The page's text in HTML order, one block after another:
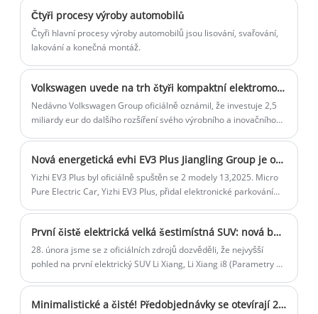
zážitek z jízdy s jeho elegantním
designem. Nebo kombinuje sílu a styl,
může se může pochlubit sportovním
vzhledem a silné výkonnostní schopnosti,
což z něj činí standout v segmentu
luxusního sportovního závodu.
Čtyři procesy výroby automobilů
Čtyři hlavní procesy výroby automobilů jsou lisování, svařování,
lakování a konečná montáž.
Volkswagen uvede na trh čtyři kompaktní elektromobily na platformě CMP
Nedávno Volkswagen Group oficiálně oznámil, že investuje 2,5
miliardy eur do dalšího rozšíření svého výrobního a inovačního
značky Volkswagen společně vyvinutých skupinou a Xpeng.
Motory.
Nová energetická evhi EV3 Plus Jiangling Group je oficiálně spuštěna
Yizhi EV3 Plus byl oficiálně spuštěn se 2 modely 13,2025. Micro
Pure Electric Car, Yizhi EV3 Plus, přidal elektronické parkování
kW a výkon výkonu se zlepšuje o 35%.
První čistě elektrická velká šestimístná SUV: nová barva automobilu + nová sedadla? Li Xiang i8 Top View vydán
28. února jsme se z oficiálních zdrojů dozvěděli, že nejvyšší
pohled na první elektrický SUV Li Xiang, Li Xiang i8 (Parametry |
se podobá slonovi šedé, ale s určitými rozdíly a není jisté, zda seMinimalistické a čisté! Předobjednávky se otevírají 25. srpna - oficiální obrazy Shangjie H5 v keramické bílé